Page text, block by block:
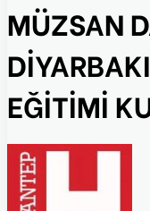
MÜZSAN
EĞİTİMİ